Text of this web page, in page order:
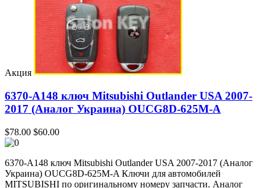
Акция
6370-A148 ключ Mitsubishi Outlander USA 2007-
2017 (Аналог Украина) OUCG8D-625M-A
$78.00 $60.00
6370-A148 ключ Mitsubishi Outlander USA 2007-2017 (Аналог
Украина) OUCG8D-625M-A Ключи для автомобилей
MITSUBISHI по оригинальному номеру запчасти. Аналог